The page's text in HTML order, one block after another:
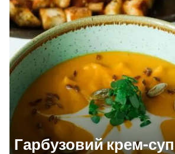
Гарбузовий крем-суп